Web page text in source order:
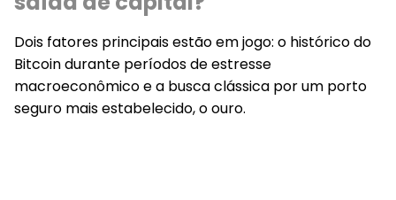
Dois fatores principais estão em jogo: o histórico do
Bitcoin durante períodos de estresse
macroeconômico e a busca clássica por um porto
seguro mais estabelecido, o ouro.